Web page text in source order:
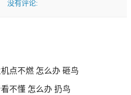
没有评论:
点不燃 怎么办 砸鸟
不懂 怎么办 扔鸟